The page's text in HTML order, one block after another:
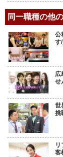
同一職種の他
公
す
広
せ
世
挑
客